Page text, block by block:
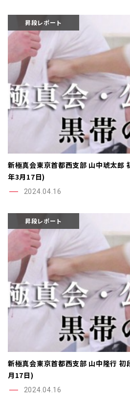
昇段レポート
新極真会東京首都西支部 山中琥太郎
年3月17日)
2024.04.16
昇段レポート
新極真会東京首都西支部 山中隆行
月17日)
2024.04.16